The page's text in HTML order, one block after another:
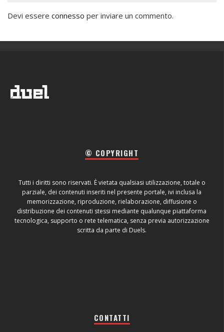
Devi essere connesso per inviare un commento.
© COPYRIGHT
Tutti i diritti sono riservati. È vietata qualsiasi utilizzazione, totale o
parziale, dei contenuti inseriti nel presente portale, ivi inclusa la
memorizzazione, riproduzione, rielaborazione, diffusione o
distribuzione dei contenuti stessi mediante qualunque piattaforma
tecnologica, supporto o rete telematica, senza previa autorizzazione
scritta da parte di Duels.
CONTATTI